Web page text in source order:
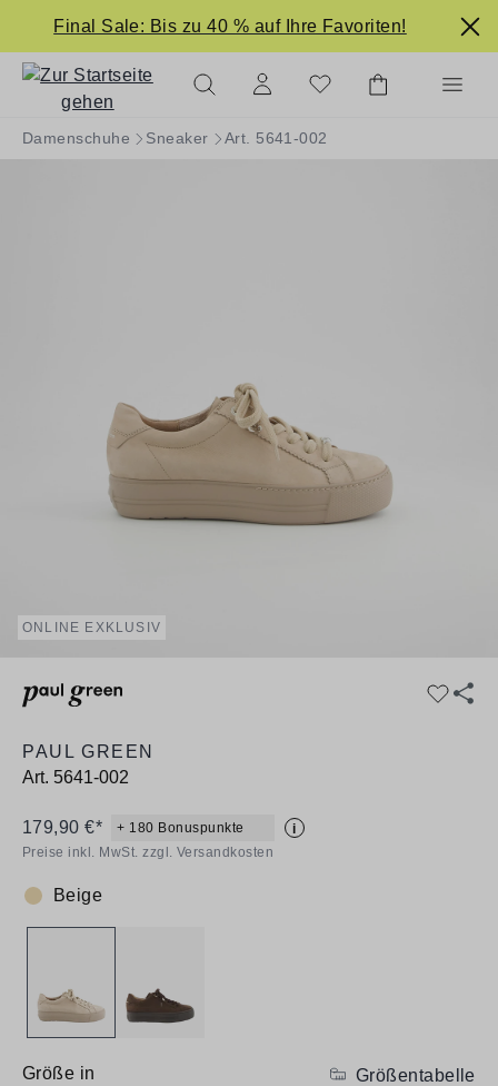
springen
Final Sale: Bis zu 40 % auf Ihre Favoriten!
Damenschuhe Sneaker Art. 5641-002
ONLINE EXKLUSIV
PAUL GREEN
Art. 5641-002
179,90 €* + 180 Bonuspunkte
i
Preise inkl. MwSt. zzgl. Versandkosten
Farbe:
Beige
Größe in
Größentabelle